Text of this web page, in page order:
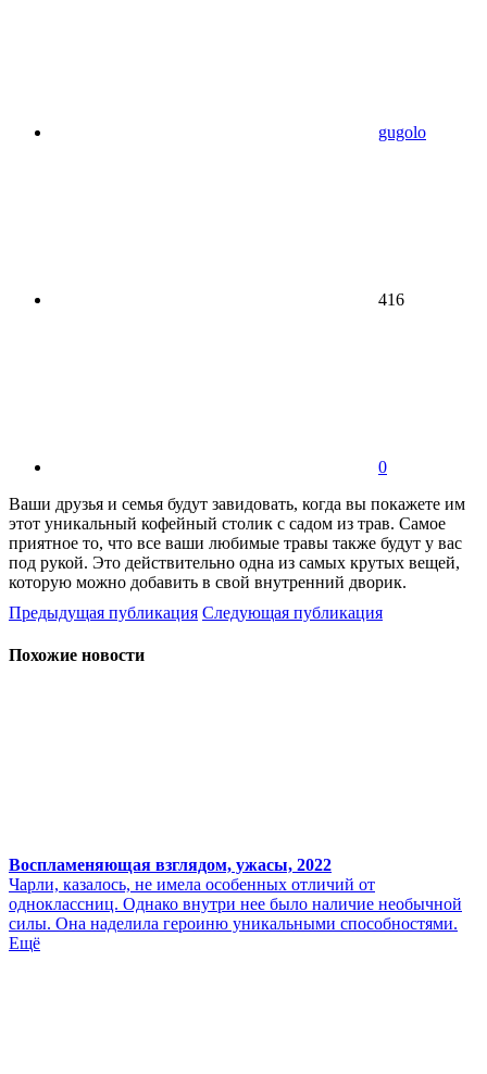
gugolo
416
0
Ваши друзья и семья будут завидовать, когда вы покажете им
этот уникальный кофейный столик с садом из трав. Самое
приятное то, что все ваши любимые травы также будут у вас
под рукой. Это действительно одна из самых крутых вещей,
которую можно добавить в свой внутренний дворик.
Предыдущая публикация Следующая публикация
Похожие новости
Воспламеняющая взглядом, ужасы, 2022
Чарли, казалось, не имела особенных отличий от
одноклассниц. Однако внутри нее было наличие необычной
силы. Она наделила героиню уникальными способностями.
Ещё